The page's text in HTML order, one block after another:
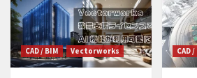
CAD / BIM Vectorworks CAD